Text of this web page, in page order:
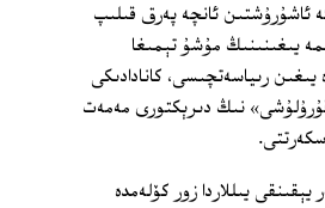
ئاشۇرۇشتىن ئانچە پەرق قىلىپ
يىغىنىنىڭ مۇشۇ تېمىغا
يىغىن رىياسەتچىسى، كانادادىكى
نىڭ دىرېكتورى مەمەت
يىللاردا زور كۆلەمدە